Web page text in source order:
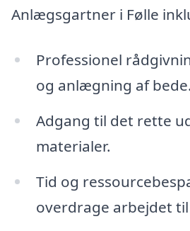
Anlægsgartner i Følle
Professionel
og anlægning af bede.
Adgang til det rette
materialer.
Tid og
overdrage arbejdet